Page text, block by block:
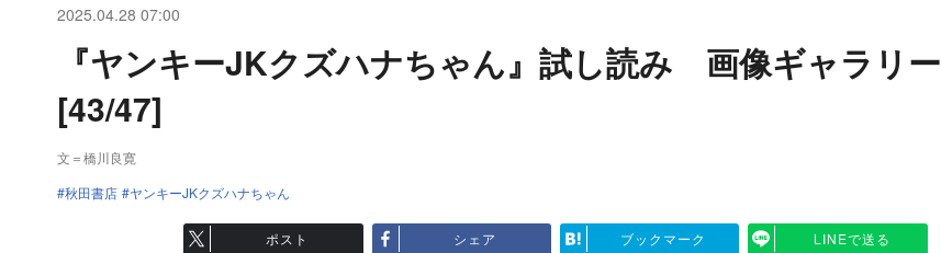
2025.04.28 07:00
『ヤンキーJKクズハナちゃん』試し読み 画像ギャラリー
[43/47]
文＝橋川良寛
秋田書店
ヤンキーJKクズハナちゃん
ポスト シェア ブックマーク LINEで送る